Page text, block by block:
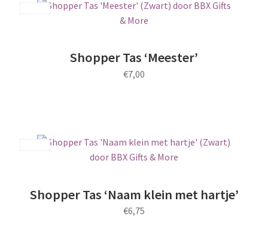
Shopper Tas ‘Meester’
€7,00
Shopper Tas ‘Naam klein met hartje’
€6,75